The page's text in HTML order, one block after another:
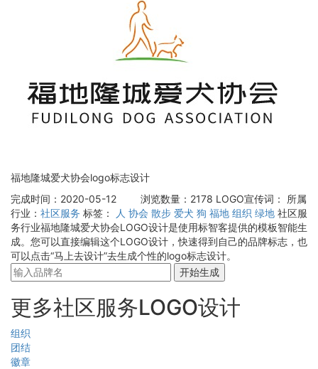
福地隆城爱犬协会logo标志设计
完成时间：2020-05-12
浏览数量：2178 LOGO宣传词：
所属
行业： 社区服务 标签： 人 协会 散步 爱犬 狗 福地 组织 绿地 社区服
务行业福地隆城爱犬协会LOGO设计是使用标智客提供的模板智能生
成。您可以直接编辑这个LOGO设计，快速得到自己的品牌标志，也
可以点击“马上去设计”去生成个性的logo标志设计。
开始生成
更多社区服务LOGO设计
组织
团结
徽章